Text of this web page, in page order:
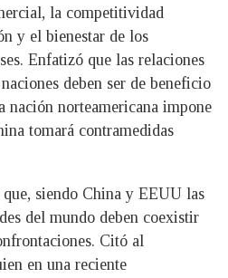
la competitividad
y el bienestar de los
Enfatizó que las relaciones
deben ser de beneficio
norteamericana impone
tomará contramedidas
siendo China y EEUU las
del mundo deben coexistir
Citó al
en una reciente